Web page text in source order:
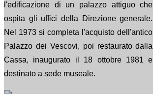
l'edificazione di un palazzo attiguo che
ospita gli uffici della Direzione generale.
Nel 1973 si completa l'acquisto dell'antico
Palazzo dei Vescovi, poi restaurato dalla
Cassa, inaugurato il 18 ottobre 1981 e
destinato a sede museale.